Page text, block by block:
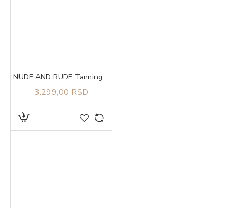
NUDE AND RUDE Tanning Butter
3.299,00 RSD